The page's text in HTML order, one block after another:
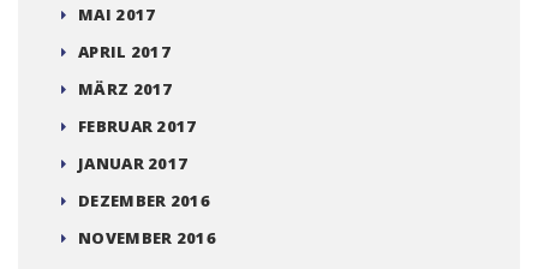
MAI 2017
APRIL 2017
MÄRZ 2017
FEBRUAR 2017
JANUAR 2017
DEZEMBER 2016
NOVEMBER 2016